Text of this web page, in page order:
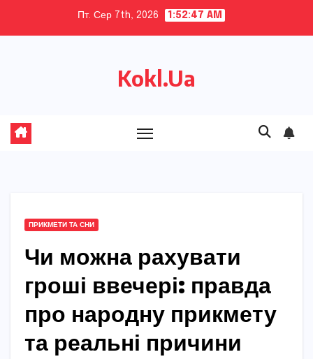
Пт. Сер 7th, 2026 1:52:48 AM
Kokl.Ua
ПРИКМЕТИ ТА СНИ
Чи можна рахувати
гроші ввечері: правда
про народну прикмету
та реальні причини